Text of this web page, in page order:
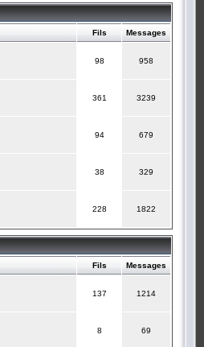
Fils Messages
98 958
361 3239
94 679
38 329
228 1822
Fils Messages
137 1214
8 69